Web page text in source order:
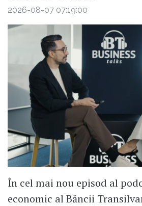
2026-08-07 07:19:00
În cel mai nou episod al
economic al Băncii